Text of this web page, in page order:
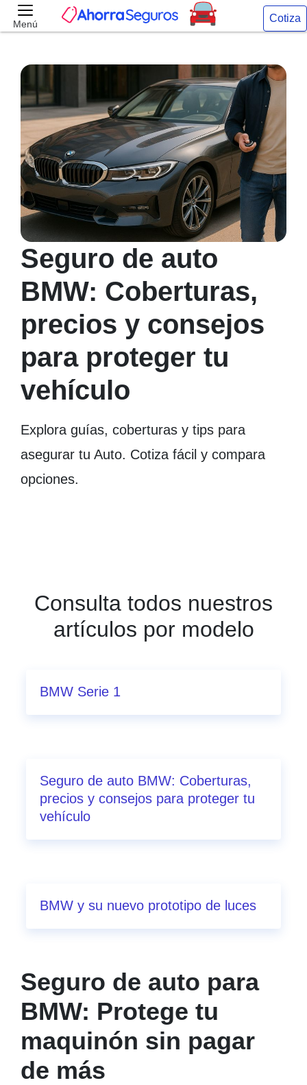
Menú Cotiza
Seguro de auto
BMW: Coberturas,
precios y consejos
para proteger tu
vehículo
Explora guías, coberturas y tips para
asegurar tu Auto. Cotiza fácil y compara
opciones.
Consulta todos nuestros
artículos por modelo
BMW Serie 1
Seguro de auto BMW: Coberturas,
precios y consejos para proteger tu
vehículo
BMW y su nuevo prototipo de luces
Seguro de auto para
BMW: Protege tu
maquinón sin pagar
de más